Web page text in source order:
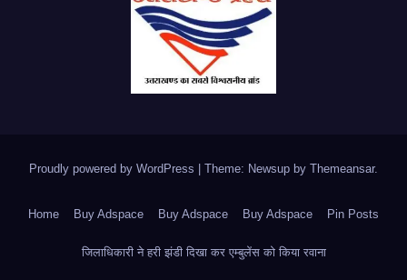
Proudly powered by WordPress Theme: Newsup by Themeansar.
Home Buy Adspace Buy Adspace Buy Adspace Pin Posts
जिलाधिकारी ने हरी झंडी दिखा कर एम्बुलेंस को किया रवाना